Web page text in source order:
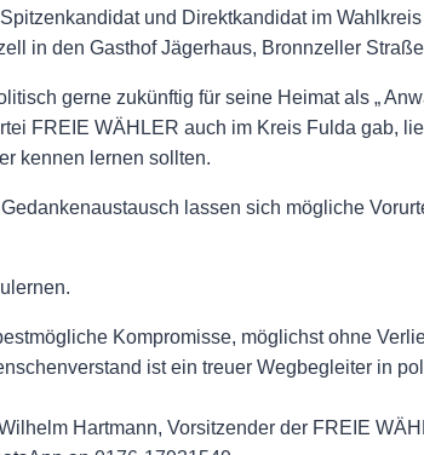
und Direktkandidat im
in den Gasthof Jägerhaus, Bronnzeller
gerne zukünftig für seine Heimat als „
FREIE WÄHLER auch im Kreis Fulda gab,
kennen lernen sollten.
lassen sich mögliche
Kompromisse, möglichst ohne
ist ein treuer Wegbegleiter in
Hartmann, Vorsitzender der FREIE